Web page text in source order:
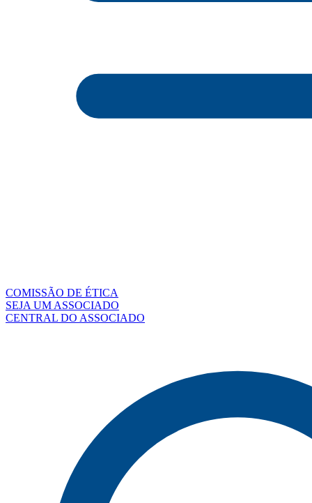
COMISSÃO DE ÉTICA
SEJA UM ASSOCIADO
CENTRAL DO ASSOCIADO